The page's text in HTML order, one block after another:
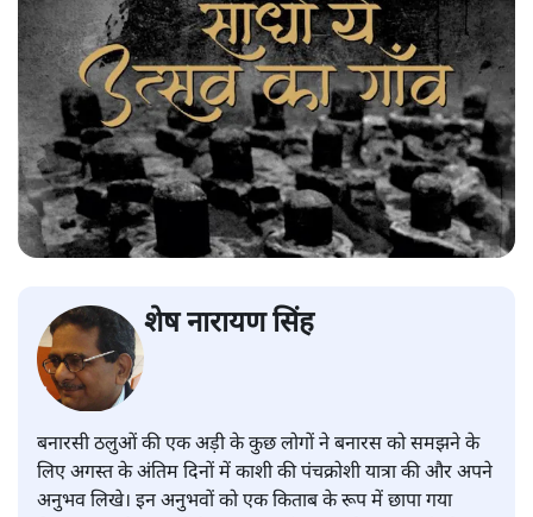
शेष नारायण सिंह
बनारसी ठलुओं की एक अड़ी के कुछ लोगों ने बनारस को समझने के
लिए अगस्त के अंतिम दिनों में काशी की पंचक्रोशी यात्रा की और अपने
अनुभव लिखे। इन अनुभवों को एक किताब के रूप में छापा गया